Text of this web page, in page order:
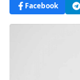
Facebook